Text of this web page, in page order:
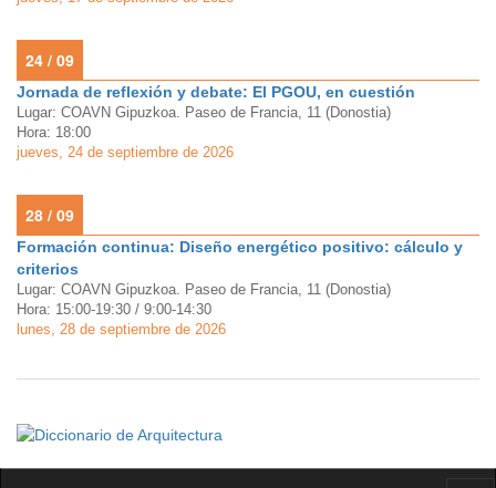
24 / 09
Jornada de reflexión y debate: El PGOU, en cuestión
Lugar: COAVN Gipuzkoa. Paseo de Francia, 11 (Donostia)
Hora: 18:00
jueves, 24 de septiembre de 2026
28 / 09
Formación continua: Diseño energético positivo: cálculo y
criterios
Lugar: COAVN Gipuzkoa. Paseo de Francia, 11 (Donostia)
Hora: 15:00-19:30 / 9:00-14:30
lunes, 28 de septiembre de 2026